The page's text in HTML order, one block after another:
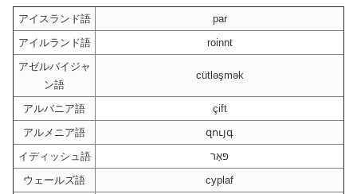
アイスランド語
par
アイルランド語
roinnt
アゼルバイジャ
ン語
cütləşmək
アルバニア語
çift
アルメニア語
զույգ
イディッシュ語
פּאָר
ウェールズ語
cyplaf